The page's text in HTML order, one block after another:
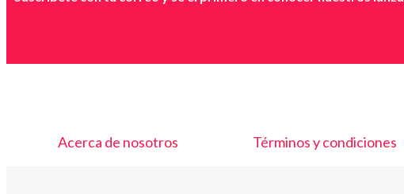
Acerca de nosotros Términos y condiciones